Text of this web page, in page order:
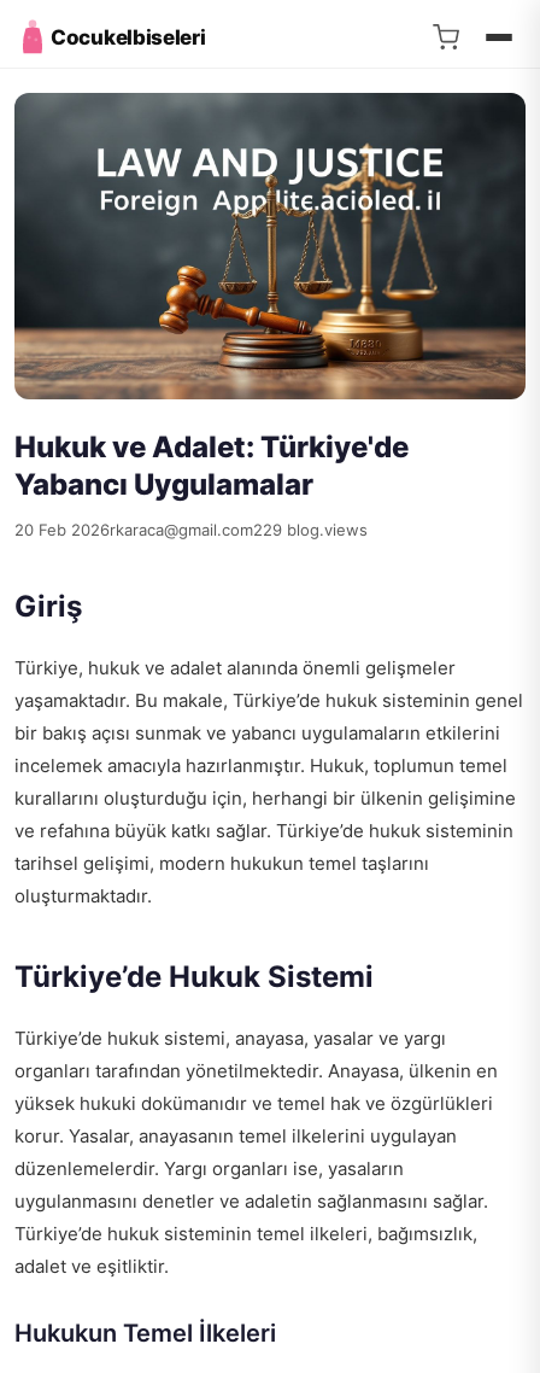
Cocukelbiseleri
Hukuk ve Adalet: Türkiye'de
Yabancı Uygulamalar
20 Feb 2026rkaraca@gmail.com229 blog.views
Giriş
Türkiye, hukuk ve adalet alanında önemli gelişmeler
yaşamaktadır. Bu makale, Türkiye’de hukuk sisteminin genel
bir bakış açısı sunmak ve yabancı uygulamaların etkilerini
incelemek amacıyla hazırlanmıştır. Hukuk, toplumun temel
kurallarını oluşturduğu için, herhangi bir ülkenin gelişimine
ve refahına büyük katkı sağlar. Türkiye’de hukuk sisteminin
tarihsel gelişimi, modern hukukun temel taşlarını
oluşturmaktadır.
Türkiye’de Hukuk Sistemi
Türkiye’de hukuk sistemi, anayasa, yasalar ve yargı
organları tarafından yönetilmektedir. Anayasa, ülkenin en
yüksek hukuki dokümanıdır ve temel hak ve özgürlükleri
korur. Yasalar, anayasanın temel ilkelerini uygulayan
düzenlemelerdir. Yargı organları ise, yasaların
uygulanmasını denetler ve adaletin sağlanmasını sağlar.
Türkiye’de hukuk sisteminin temel ilkeleri, bağımsızlık,
adalet ve eşitliktir.
Hukukun Temel İlkeleri